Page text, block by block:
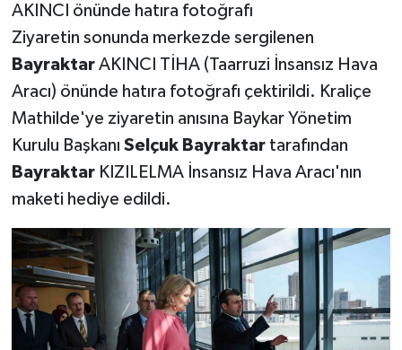
AKINCI önünde hatıra fotoğrafı
Ziyaretin sonunda merkezde sergilenen
BayraktarAKINCI TİHA (Taarruzi İnsansız Hava
Aracı) önünde hatıra fotoğrafı çektirildi. Kraliçe
Mathilde'ye ziyaretin anısına Baykar Yönetim
Kurulu Başkanı Selçuk Bayraktartarafından
BayraktarKIZILELMA İnsansız Hava Aracı'nın
maketi hediye edildi.